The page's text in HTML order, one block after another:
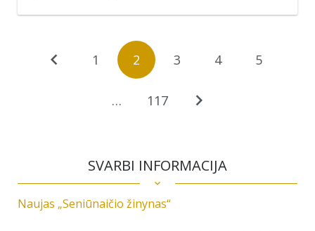
1 2 3 4 5
… 117
SVARBI INFORMACIJA
Naujas „Seniūnaičio žinynas“